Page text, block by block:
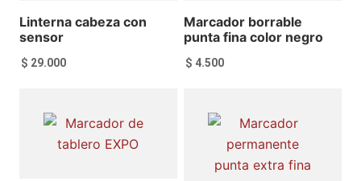
Linterna cabeza con
sensor
$ 29.000
Añadir al carrito
Marcador borrable
punta fina color negro
$ 4.500
Añadir al carrito